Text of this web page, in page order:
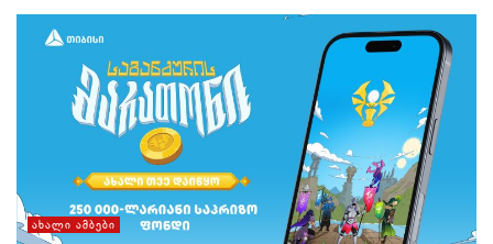
ᲐᲮᲐᲚᲘ ᲐᲛᲑᲔᲑᲘ